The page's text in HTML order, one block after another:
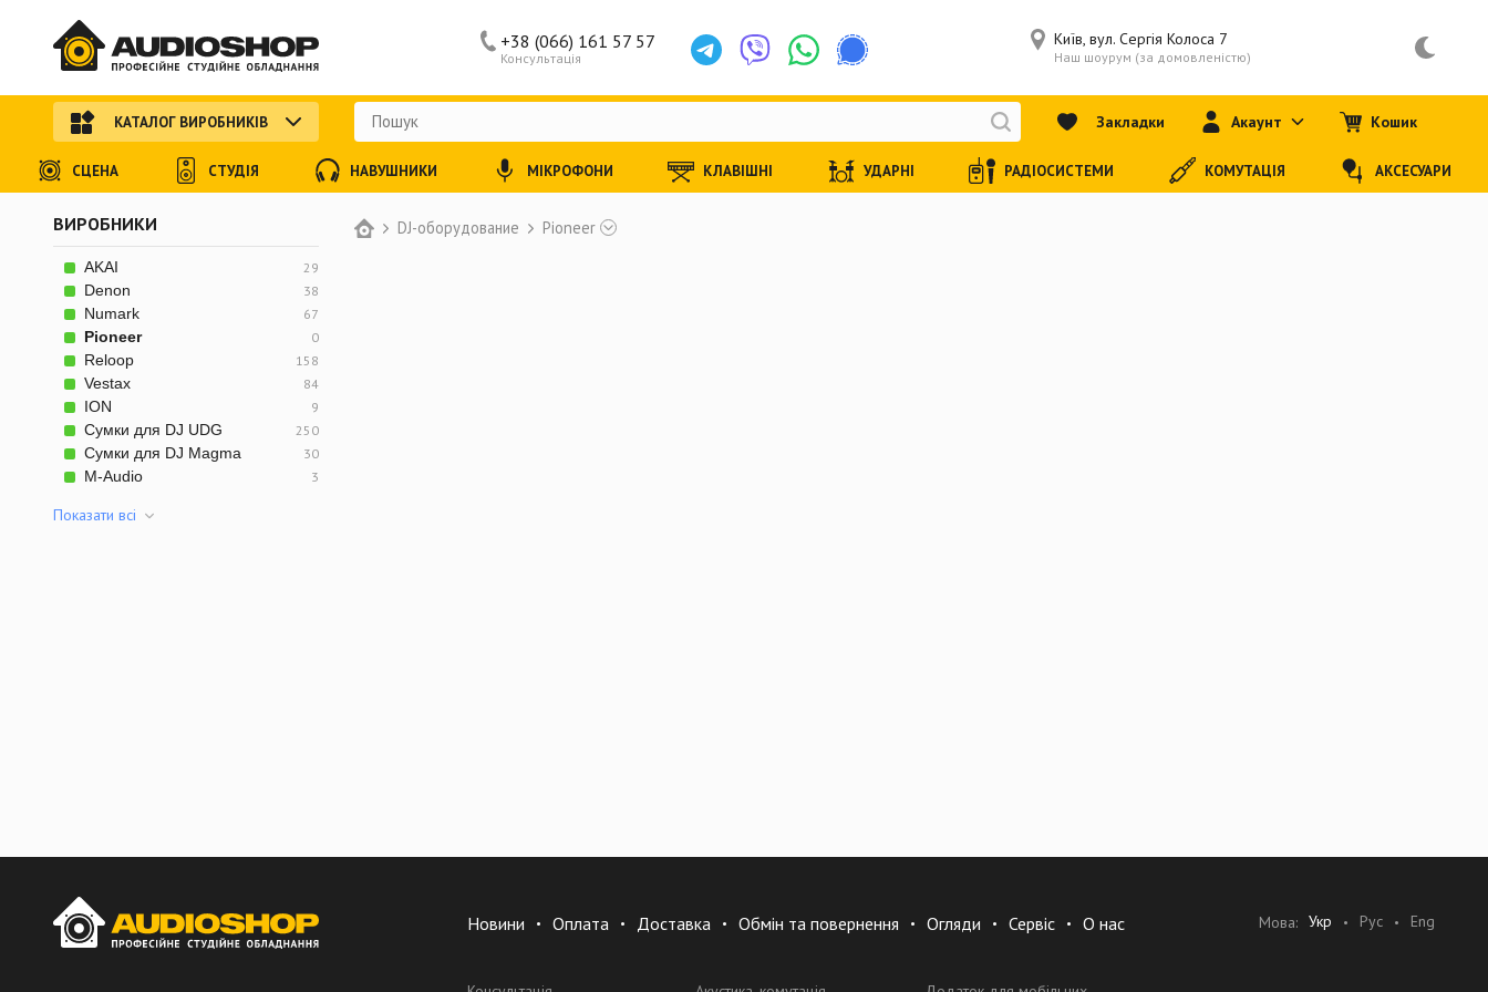
DJ-оборудование Pioneer
ВИРОБНИКИ
AKAI 29
Denon 38
Numark 67
Pioneer 0
Reloop 158
Vestax 84
ION 9
Сумки для DJ UDG 250
Сумки для DJ Magma 30
M-Audio 3
Показати всi
Консультація
+38 (066) 161 57 57 Київ, вул. Сергія Колоса 7
Наш шоурум (за домовленістю)
КАТАЛОГ ВИРОБНИКІВ Закладки Акаунт Кошик
СЦЕНА СТУДІЯ НАВУШНИКИ МІКРОФОНИ КЛАВІШНІ УДАРНІ РАДІОСИСТЕМИ КОМУТАЦІЯ АКСЕСУАРИ
Новини Оплата Доставка Обмін та повернення Огляди Сервіс О нас Мова: Укр Рус Eng